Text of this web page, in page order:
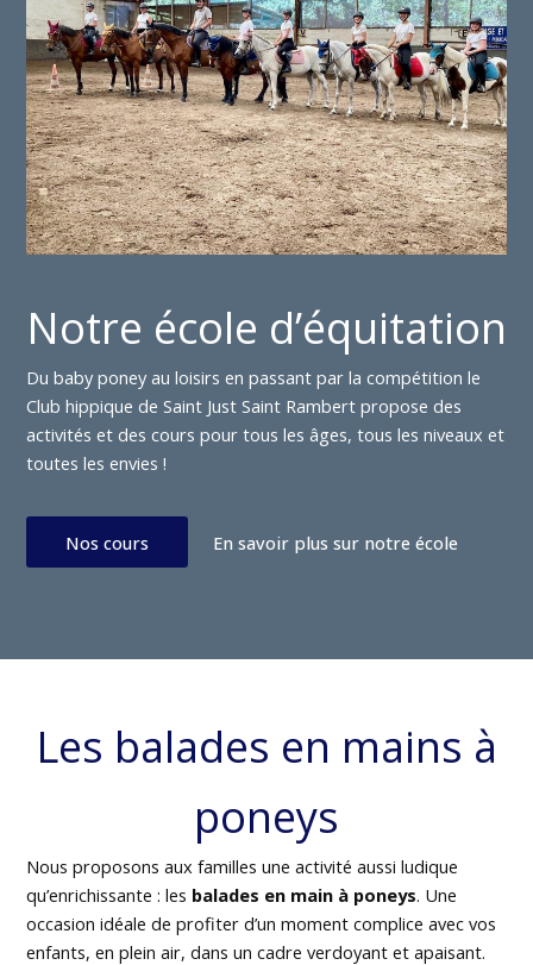
Notre école d’équitation
Du baby poney au loisirs en passant par la compétition le
Club hippique de Saint Just Saint Rambert propose des
activités et des cours pour tous les âges, tous les niveaux et
toutes les envies !
Nos cours En savoir plus sur notre école
Les balades en mains à
poneys
Nous proposons aux familles une activité aussi ludique
qu’enrichissante : les balades en main à poneys. Une
occasion idéale de profiter d’un moment complice avec vos
enfants, en plein air, dans un cadre verdoyant et apaisant.